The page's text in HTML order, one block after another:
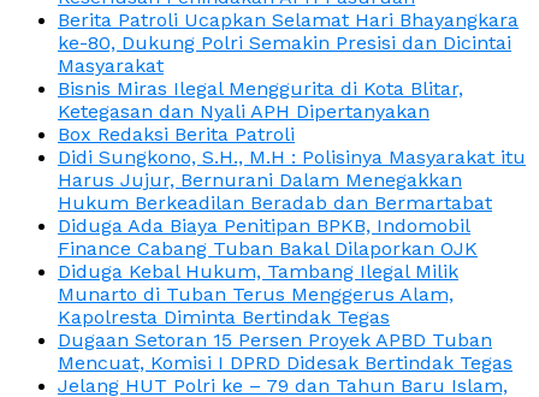
Berita Patroli Ucapkan Selamat Hari Bhayangkara
ke-80, Dukung Polri Semakin Presisi dan Dicintai
Masyarakat
Bisnis Miras Ilegal Menggurita di Kota Blitar,
Ketegasan dan Nyali APH Dipertanyakan
Box Redaksi Berita Patroli
Didi Sungkono, S.H., M.H : Polisinya Masyarakat itu
Harus Jujur, Bernurani Dalam Menegakkan
Hukum Berkeadilan Beradab dan Bermartabat
Diduga Ada Biaya Penitipan BPKB, Indomobil
Finance Cabang Tuban Bakal Dilaporkan OJK
Diduga Kebal Hukum, Tambang Ilegal Milik
Munarto di Tuban Terus Menggerus Alam,
Kapolresta Diminta Bertindak Tegas
Dugaan Setoran 15 Persen Proyek APBD Tuban
Mencuat, Komisi I DPRD Didesak Bertindak Tegas
Jelang HUT Polri ke – 79 dan Tahun Baru Islam,